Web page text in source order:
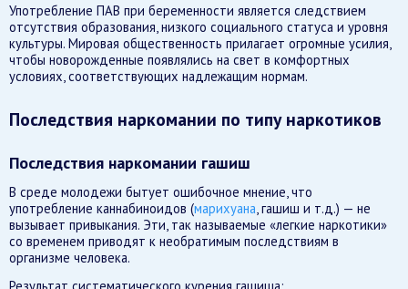
Употребление ПАВ при беременности является следствием
отсутствия образования, низкого социального статуса и уровня
культуры. Мировая общественность прилагает огромные усилия,
чтобы новорожденные появлялись на свет в комфортных
условиях, соответствующих надлежащим нормам.
Последствия наркомании по типу наркотиков
Последствия наркомании гашиш
В среде молодежи бытует ошибочное мнение, что
употребление каннабиноидов (марихуана, гашиш и т.д.) — не
вызывает привыкания. Эти, так называемые «легкие наркотики»
со временем приводят к необратимым последствиям в
организме человека.